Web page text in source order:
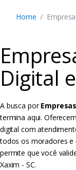
Home
Digital
A busca por
termina aqui.
digital com
todos os moradores e
permite que você
Xaxim - SC.